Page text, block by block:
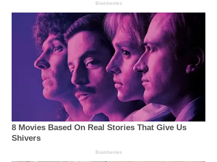
Brainberries
8 Movies Based On Real Stories That Give Us
Shivers
Brainberries